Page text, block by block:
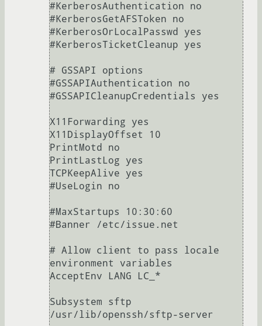
#KerberosAuthentication no
#KerberosGetAFSToken no
#KerberosOrLocalPasswd yes
#KerberosTicketCleanup yes
# GSSAPI options
#GSSAPIAuthentication no
#GSSAPICleanupCredentials yes
X11Forwarding yes
X11DisplayOffset 10
PrintMotd no
PrintLastLog yes
TCPKeepAlive yes
#UseLogin no
#MaxStartups 10:30:60
#Banner /etc/issue.net
# Allow client to pass locale
environment variables
AcceptEnv LANG LC_*
Subsystem sftp
/usr/lib/openssh/sftp-server